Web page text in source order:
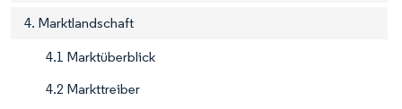
4. Marktlandschaft
4.1 Marktüberblick
4.2 Markttreiber